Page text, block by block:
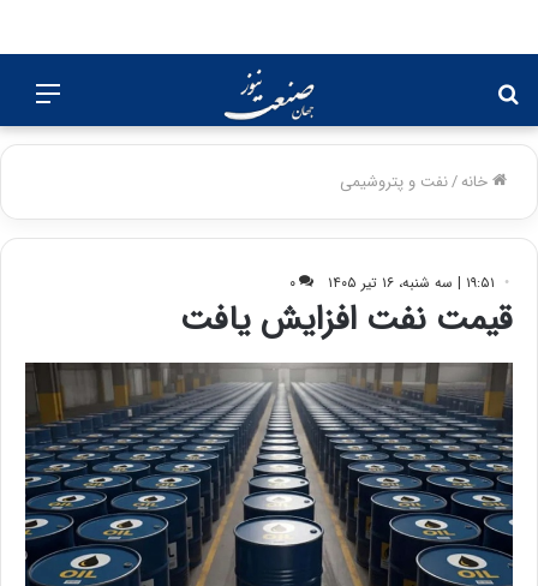
برای
خانه/نفت و پتروشیمی
۱۹:۵۱ | سه شنبه، ۱۶ تیر ۱۴۰۵ ۰
قیمت نفت افزایش یافت